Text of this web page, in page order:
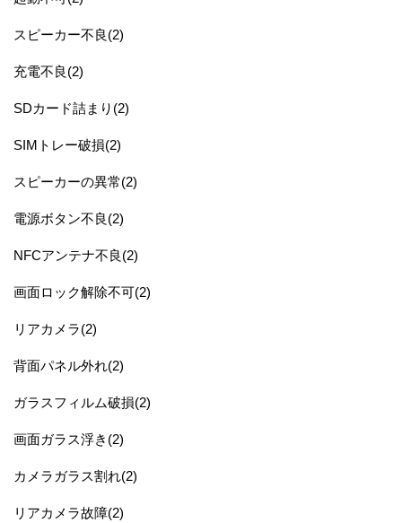
スピーカー不良(2)
充電不良(2)
SDカード詰まり(2)
SIMトレー破損(2)
スピーカーの異常(2)
電源ボタン不良(2)
NFCアンテナ不良(2)
画面ロック解除不可(2)
リアカメラ(2)
背面パネル外れ(2)
ガラスフィルム破損(2)
画面ガラス浮き(2)
カメラガラス割れ(2)
リアカメラ故障(2)